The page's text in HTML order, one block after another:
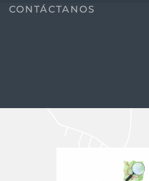
CONTÁCTANOS